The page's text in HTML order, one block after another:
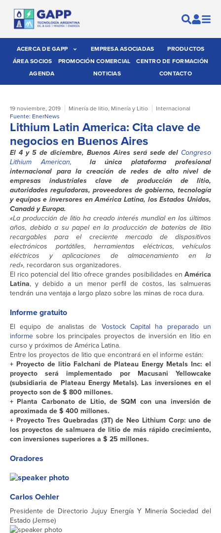
ACERCA DE GAPP EMPRESA ASOCIADAS
PRODUCTOS
ÁREA SOCIOS
PROMOCIÓN COMERCIAL
CENTRO DE FORMACIÓN
AGENDA
NOTICIAS CONTACTO
19 noviembre, 2019 Minería de litio, Minería y Litio
Internacional
Fuente: EnerNews
Lithium Latin America: Cita clave de
negocios en Buenos Aires
El 4 y 5 de diciembre, Buenos Aires será sede del Congreso
Lithium American, la única plataforma profesional
internacional para la creación de redes de alto nivel de
empresas industriales clave de producción de litio,
autoridades reguladoras, proveedores de gobierno, tecnología
y equipos e inversores en América Latina, los Estados Unidos,
Canadá y Europa.
«La producción de litio ha creado interés mundial en los últimos
años, debido a su papel en la producción de baterías de litio
recargables para el creciente mercado de dispositivos
electrónicos portátiles, herramientas eléctricas, vehículos
eléctricos y aplicaciones de almacenamiento en la
red», recordaron sus organizadores.
El rico potencial del litio ofrece grandes posibilidades en América
Latina, y debido a un menor perfil de costos, las salmueras
tendrán una ventaja a largo plazo sobre las minas de roca dura.
Informe gratuito
El equipo de analistas de Vostock Capital ha preparado un
informe sobre los principales proyectos de inversión en litio en
curso y próximos de América Latina.
Entre los proyectos de litio que encontrará en el informe están:
+ Proyecto de litio Falchani de Plateau Energy Metals Inc: el
proyecto será implementado por Macusani Yellowcake
(subsidiaria de Plateau Energy Metals). Las inversiones en el
proyecto son de $ 800 millones.
+ Planta Carbonato de Litio, de SQM con una inversión de
aproximada de $ 400 millones.
+ Proyecto Tres Quebradas (3T) de Neo Lithium Corp: uno de
los proyectos de salmuera de litio de más rápido crecimiento,
con inversiones superiores a $ 25 millones.
Oradores
Carlos Oehler
Presidente de Directorio Jujuy Energía Y Minería Sociedad del
Estado (Jemse)